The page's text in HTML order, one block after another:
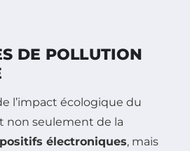
DE POLLUTION
l’impact écologique du
non seulement de la
électroniques, mais